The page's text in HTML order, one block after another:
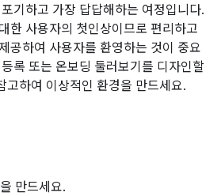
기하고 가장 답답해하는 여정입니다.
한 사용자의 첫인상이므로 편리하고
공하여 사용자를 환영하는 것이 중요
록 또는 온보딩 둘러보기를 디자인할
고하여 이상적인 환경을 만드세요.
만드세요.